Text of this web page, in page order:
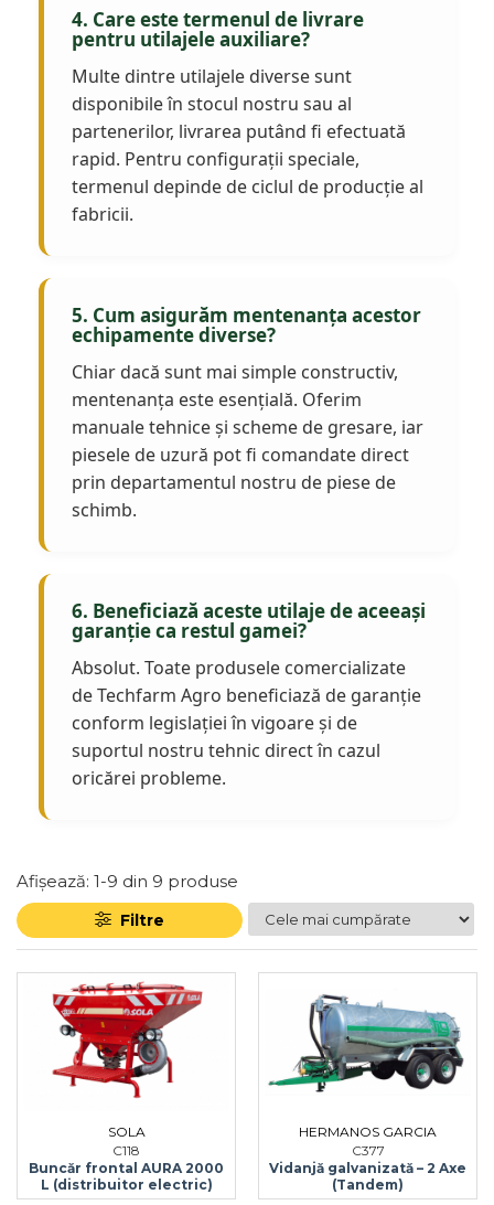
4. Care este termenul de livrare
pentru utilajele auxiliare?
Multe dintre utilajele diverse sunt
disponibile în stocul nostru sau al
partenerilor, livrarea putând fi efectuată
rapid. Pentru configurații speciale,
termenul depinde de ciclul de producție al
fabricii.
5. Cum asigurăm mentenanța acestor
echipamente diverse?
Chiar dacă sunt mai simple constructiv,
mentenanța este esențială. Oferim
manuale tehnice și scheme de gresare, iar
piesele de uzură pot fi comandate direct
prin departamentul nostru de piese de
schimb.
6. Beneficiază aceste utilaje de aceeași
garanție ca restul gamei?
Absolut. Toate produsele comercializate
de Techfarm Agro beneficiază de garanție
conform legislației în vigoare și de
suportul nostru tehnic direct în cazul
oricărei probleme.
Afișează: 1-9 din 9 produse
Filtre
SOLA
C118
Buncăr frontal AURA 2000
L (distribuitor electric)
HERMANOS GARCIA
C377
Vidanjă galvanizată – 2 Axe
(Tandem)